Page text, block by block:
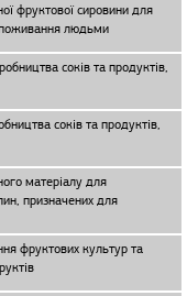
фруктової сировини для
людьми
соків та продуктів,
соків та продуктів,
матеріалу для
призначених для
фруктових культур та